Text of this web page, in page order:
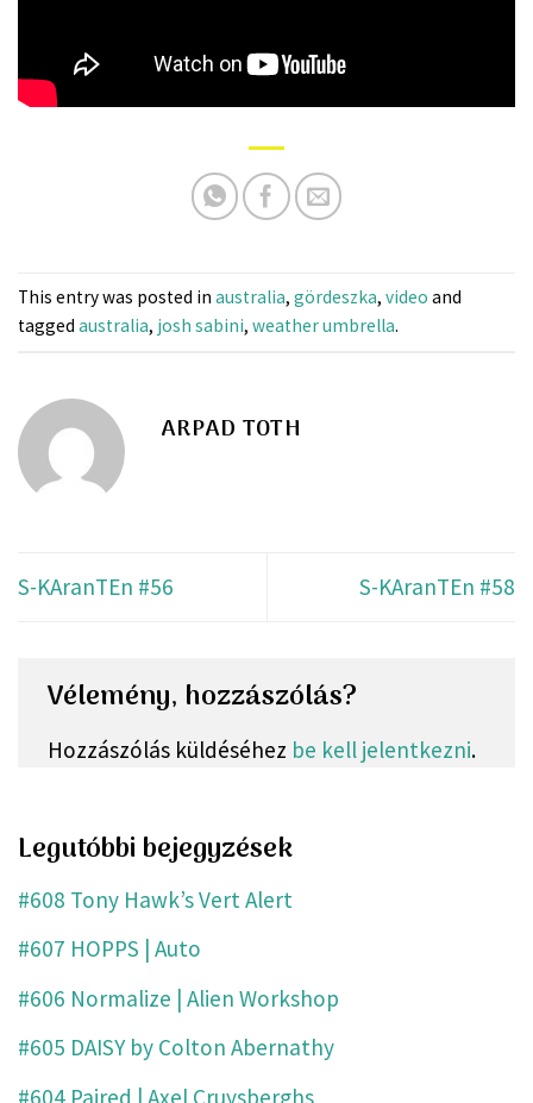
This entry was posted in australia, gördeszka, video and
tagged australia, josh sabini, weather umbrella.
ARPAD TOTH
S-KAranTEn #56 S-KAranTEn #58
Vélemény, hozzászólás?
Hozzászólás küldéséhez be kell jelentkezni.
Legutóbbi bejegyzések
#608 Tony Hawk’s Vert Alert
#607 HOPPS | Auto
#606 Normalize | Alien Workshop
#605 DAISY by Colton Abernathy
#604 Paired | Axel Cruysberghs